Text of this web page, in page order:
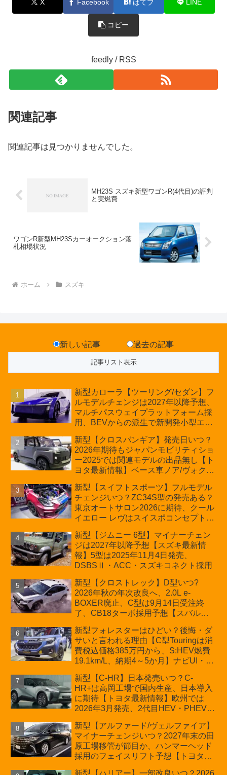
X Facebook はてブ LINE
コピー
feedly / RSS
関連記事
関連記事は見つかりませんでした。
MH23S スズキ新型ワゴンR(4代目)の評判
と実燃費
ワゴンR新型MH23Sカーオークション落
札相場状況
ホーム スズキ
新しい記事 過去の記事
新型カローラ【ツーリング/セダン】フ
ルモデルチェンジは2027年以降予想、
マルチパスウェイプラットフォーム採
用、BEVからの派生で新開発小型エン
の採用は無しか【トヨタ最新情報】60
周年記念車発売
新型【クロスバンギア】発売日いつ？
2026年期待もジャパンモビリティショ
ー2025では関連モデルの出品無し【ト
ヨタ最新情報】ベース車ノア/ヴォクシ
ほか「コア」と「ツール」、デリカ
D:5対抗のクロスオーバーSUVミニバ
ン
新型【スイフトスポーツ】フルモデル
チェンジいつ？ZC34S型の発売ある？
東京オートサロン2026に期待、クール
イエロー レヴはスイスポコンセプト
プが争点【スズキ最新情報】特別仕様
車「ZC33S Final Edition」終了
新型【ジムニー 6型】マイナーチェン
ジは2027年以降予想【スズキ最新情
報】5型は2025年11月4日発売、
DSBSⅡ・ACC・スズキコネクト採用
新型【クロストレック】D型いつ?
2026年秋の年次改良へ、2.0L e-
BOXER廃止、C型は9月14日受注終
了、CB18ターボ採用予想【スバル最
新型フォレスターはひどい？後悔・ダ
サいと言われる理由【C型Touringは消
費税込価格385万円から、S:HEV燃費
19.1km/L、納期4～5か月】ナビUI・冬
カーオブザイヤーとJNCAP大賞受賞後
も残る注意点
新型【C-HR】日本発売いつ？C-
HR+は高岡工場で国内生産、日本導入
に期待【トヨタ最新情報】欧州では
2026年3月発売、2代目HEV・PHEVは
新型【アルファード/ヴェルファイア】
マイナーチェンジいつ？2027年末の田
原工場移管が節目か、ハンマーヘッド
採用のフェイスリフト予想【トヨタ最
新型【ハリアー】一部改良いつ？2026